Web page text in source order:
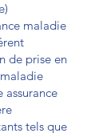
maladie
de prise en
assurance
tels que